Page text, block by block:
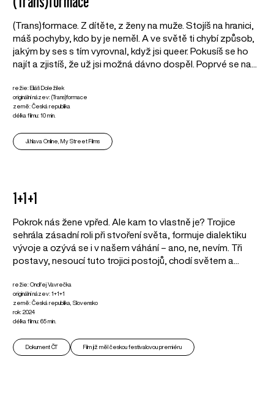
(Trans)formace. Z dítěte, z ženy na muže. Stojíš na hranici,
máš pochyby, kdo by je neměl. A ve světě ti chybí způsob,
jakým by ses s tím vyrovnal, když jsi queer. Pokusíš se ho
najít a zjistíš, že už jsi možná dávno dospěl. Poprvé se na...
režie: Eliáš Doležílek
originální název: (Trans)formace
země: Česká republika
délka filmu: 10 min.
Ji.hlava Online, My Street Films
1+1+1
Pokrok nás žene vpřed. Ale kam to vlastně je? Trojice
sehrála zásadní roli při stvoření světa, formuje dialektiku
vývoje a ozývá se i v našem váhání – ano, ne, nevím. Tři
postavy, nesoucí tuto trojici postojů, chodí světem a...
režie: Ondřej Vavrečka
originální název: 1+1+1
země: Česká republika, Slovensko
rok: 2024
délka filmu: 65 min.
Dokument ČT Film již měl českou festivalovou premiéru